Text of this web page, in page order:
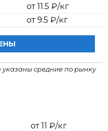
от 11.5 ₽/кг
от 9.5 ₽/кг
указаны средние по рынку
от 11 ₽/кг